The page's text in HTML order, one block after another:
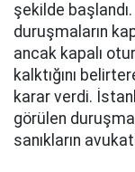
şekilde
duruşmaların
ancak kapalı
kalktığını
karar verdi.
görülen
sanıkların